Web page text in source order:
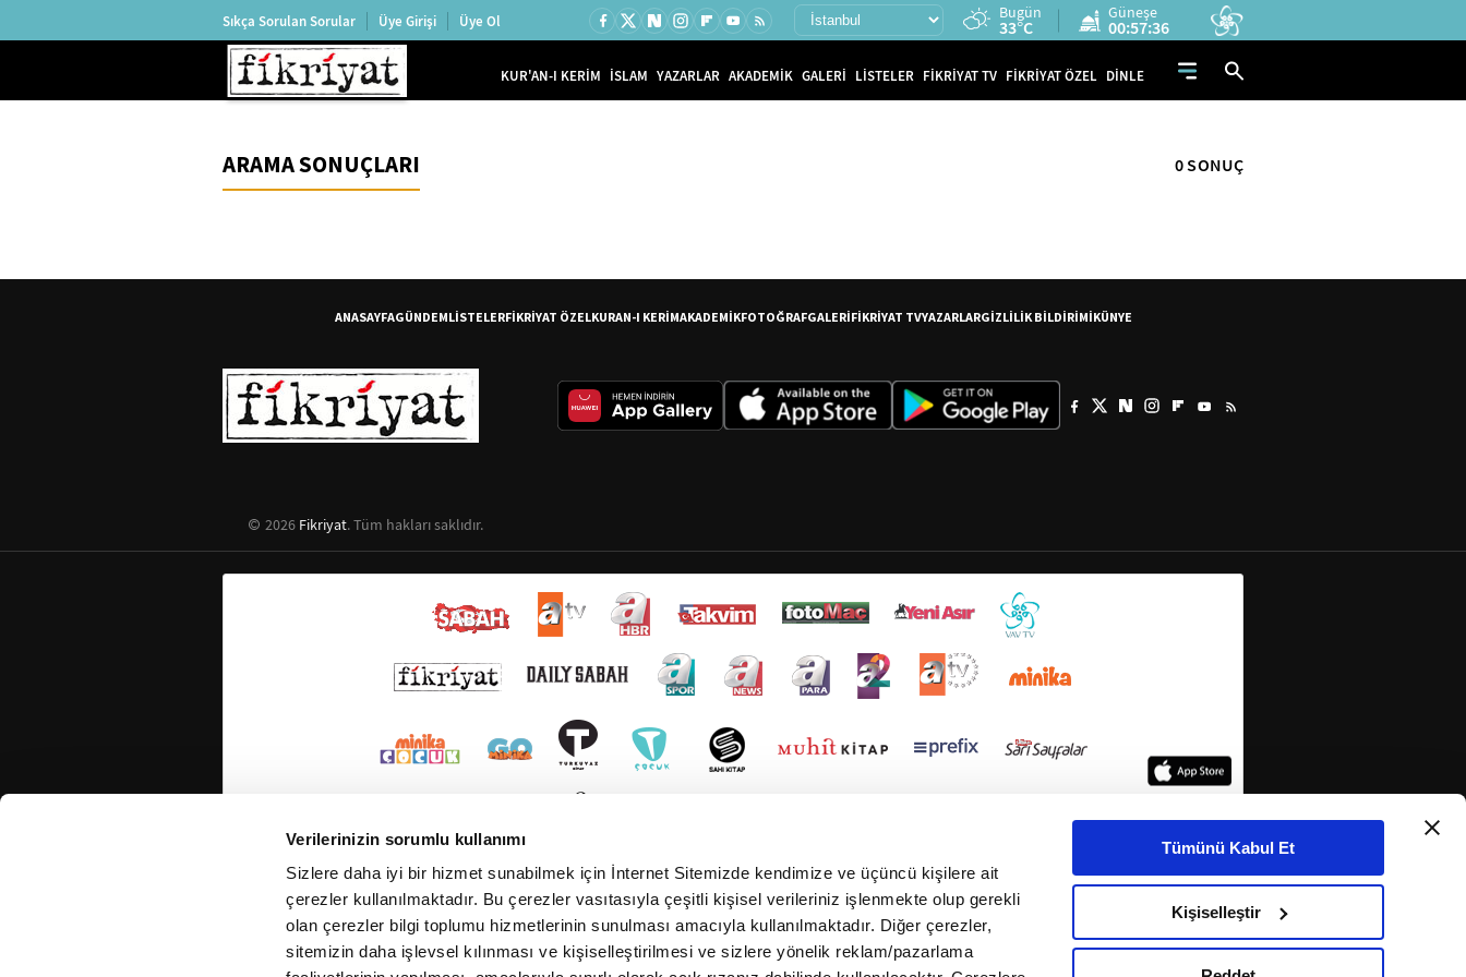
Verilerinizin sorumlu kullanımı
Sizlere daha iyi bir hizmet sunabilmek için İnternet Sitemizde kendimize ve üçüncü kişilere ait
çerezler kullanılmaktadır. Bu çerezler vasıtasıyla çeşitli kişisel verileriniz işlenmekte olup gerekli
olan çerezler bilgi toplumu hizmetlerinin sunulması amacıyla kullanılmaktadır. Diğer çerezler,
sitemizin daha işlevsel kılınması ve kişiselleştirilmesi ve sizlere yönelik reklam/pazarlama
Tümünü Kabul Et
Kişiselleştir
Sıkça Sorulan Sorular Üye Girişi Üye Ol Bugün
33°C
Güneşe
00:57:36
KUR'AN-I KERİM İSLAM YAZARLAR AKADEMİK GALERİ LİSTELER FİKRİYAT TV FİKRİYAT ÖZEL DİNLE
ARAMA SONUÇLARI 0 SONUÇ
ANASAYFAGÜNDEMLİSTELERFİKRİYAT ÖZELKURAN-I KERİMAKADEMİKFOTOĞRAFGALERİFİKRİYAT TVYAZARLARGİZLİLİK BİLDİRİMİKÜNYE
2026 Fikriyat. Tüm hakları saklıdır.